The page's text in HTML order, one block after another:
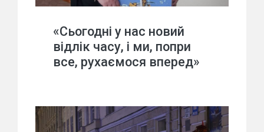
«Сьогодні у нас новий
відлік часу, і ми, попри
все, рухаємося вперед»